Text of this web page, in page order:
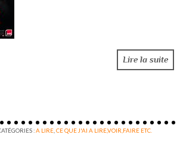
Lire la suite
:A LIRE,CE QUE J'AI A LIRE,VOIR,FAIRE ETC.